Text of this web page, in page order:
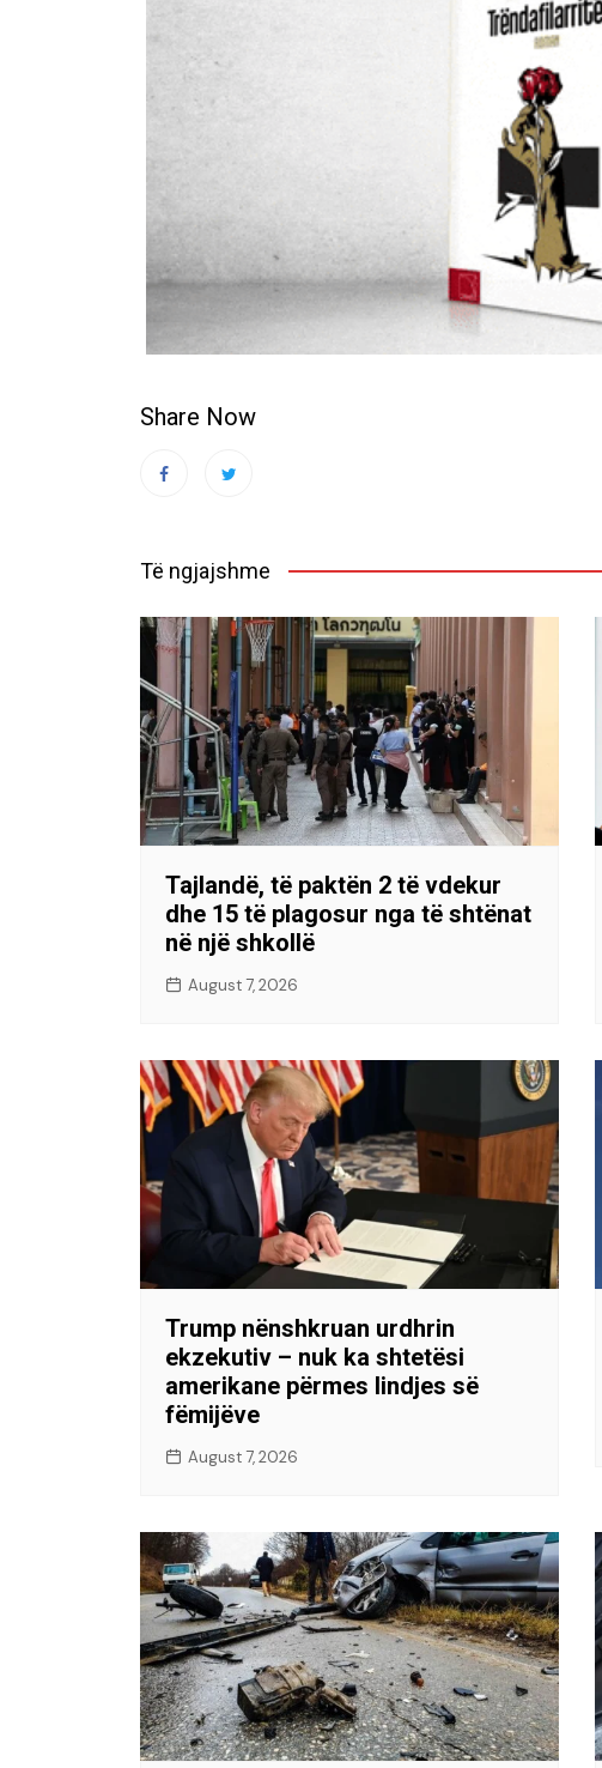
Share Now
Të ngjajshme
Tajlandë, të paktën 2 të vdekur
dhe 15 të plagosur nga të shtënat
në një shkollë
August 7, 2026
Trump nënshkruan urdhrin
ekzekutiv – nuk ka shtetësi
amerikane përmes lindjes së
fëmijëve
August 7, 2026